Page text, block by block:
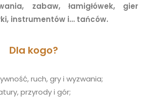
zabaw, łamigłówek, gier
instrumentów i… tańców.
Dla kogo?
ruch, gry i wyzwania;
przyrody i gór;